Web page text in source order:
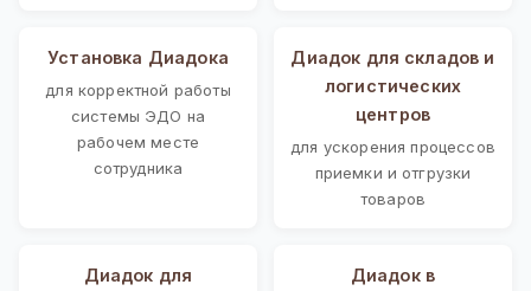
Установка Диадока
для корректной работы
системы ЭДО на
рабочем месте
сотрудника
Диадок для складов и
логистических
центров
для ускорения процессов
приемки и отгрузки
товаров
Диадок для
Диадок в